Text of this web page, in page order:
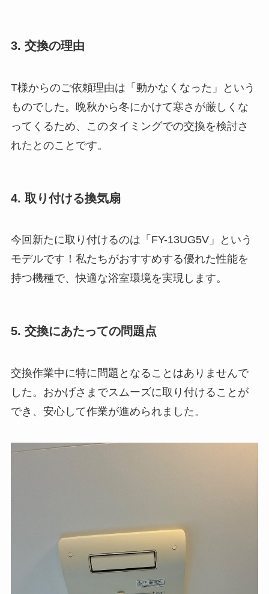
3. 交換の理由
T様からのご依頼理由は「動かなくなった」という
ものでした。晩秋から冬にかけて寒さが厳しくな
ってくるため、このタイミングでの交換を検討さ
れたとのことです。
4. 取り付ける換気扇
今回新たに取り付けるのは「FY-13UG5V」という
モデルです！私たちがおすすめする優れた性能を
持つ機種で、快適な浴室環境を実現します。
5. 交換にあたっての問題点
交換作業中に特に問題となることはありませんで
した。おかげさまでスムーズに取り付けることが
でき、安心して作業が進められました。